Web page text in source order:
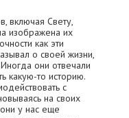
включая Свету,
изображена их
как эти
о своей жизни,
они отвечали
какую-то историю.
с
на своих
у нас еще